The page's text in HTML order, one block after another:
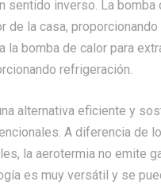
sentido inverso. La
de la casa,
la bomba de calor para
refrigeración.
alternativa eficiente y
A diferencia de
la aerotermia no emite
es muy versátil y se